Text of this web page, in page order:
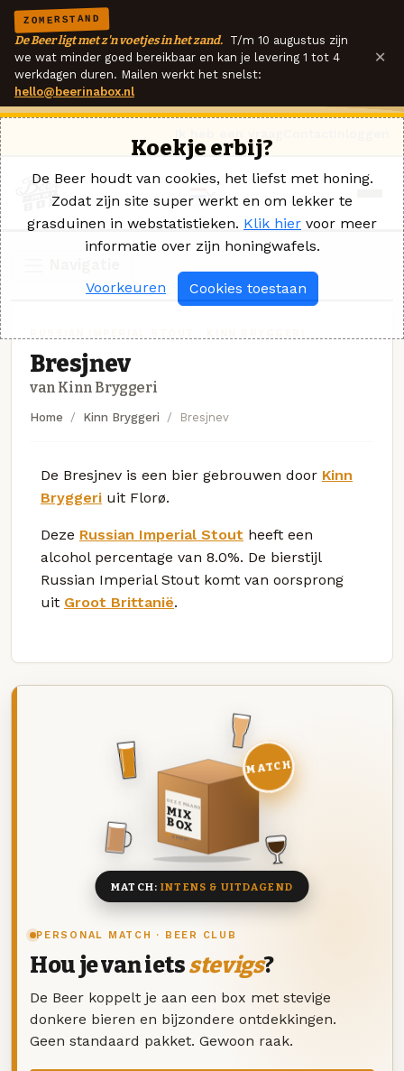
ZOMERSTAND
De Beer ligt met z'n voetjes in het zand. T/m 10 augustus zijn
we wat minder goed bereikbaar en kan je levering 1 tot 4
werkdagen duren. Mailen werkt het snelst:
hello@beerinabox.nl
×
Bresjnev
van Kinn Bryggeri
Home Kinn Bryggeri Bresjnev
De Bresjnev is een bier gebrouwen door Kinn
Bryggeri uit Florø.
Deze Russian Imperial Stout heeft een
alcohol percentage van 8.0%. De bierstijl
Russian Imperial Stout komt van oorsprong
uit Groot Brittanië.
PERSONAL MATCH · BEER CLUB
Hou je van ietsstevigs?
De Beer koppelt je aan een box met stevige
donkere bieren en bijzondere ontdekkingen.
Geen standaard pakket. Gewoon raak.
DEZE MAAND
MIX
BOX
8 BIEREN
MATCH
MATCH:INTENS & UITDAGEND
Koekje erbij?
De Beer houdt van cookies, het liefst met honing.
Zodat zijn site super werkt en om lekker te
grasduinen in webstatistieken. Klik hier voor meer
informatie over zijn honingwafels.
Voorkeuren Cookies toestaan